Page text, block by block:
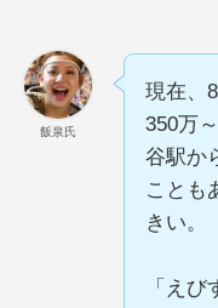
飯泉氏
現在、
350万
谷駅か
ことも
きい。
「え